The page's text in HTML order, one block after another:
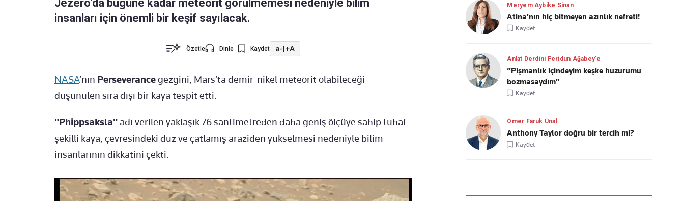
Jezero’da bugüne kadar meteorit görülmemesi nedeniyle bilim
insanları için önemli bir keşif sayılacak.
Özetle Dinle Kaydet a-|+A
NASA’nın Perseverancegezgini, Mars’ta demir-nikel meteorit olabileceği
düşünülen sıra dışı bir kaya tespit etti.
"Phippsaksla" adı verilen yaklaşık 76 santimetreden daha geniş ölçüye sahip tuhaf
şekilli kaya, çevresindeki düz ve çatlamış araziden yükselmesi nedeniyle bilim
insanlarının dikkatini çekti.
Meryem Aybike Sinan
Atina’nın hiç bitmeyen azınlık nefreti!
Kaydet
Anlat Derdini Feridun Ağabey'e
“Pişmanlık içindeyim keşke huzurumu
bozmasaydım”
Kaydet
Ömer Faruk Ünal
Anthony Taylor doğru bir tercih mi?
Kaydet